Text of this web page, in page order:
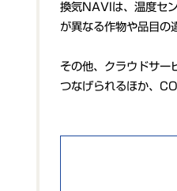
換気NAVIは、温度セ
が異なる作物や品目の
その他、クラウドサ
つなげられるほか、